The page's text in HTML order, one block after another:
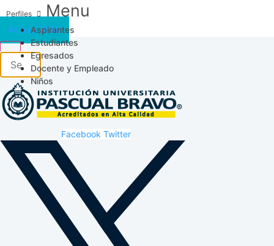
Menu
Aspirantes
Estudiantes
Egresados
Docente y Empleado
Niños
Acceso SICAU
Facebook Twitter